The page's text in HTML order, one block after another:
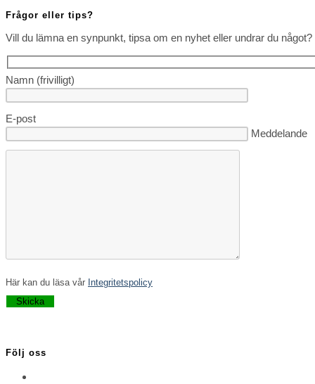
Frågor eller tips?
Vill du lämna en synpunkt, tipsa om en nyhet eller undrar du
Namn (frivilligt)
E-post
Lämna detta
Meddelande
Här kan du läsa vår Integritetspolicy
Lämna detta fält tomt.
Följ oss